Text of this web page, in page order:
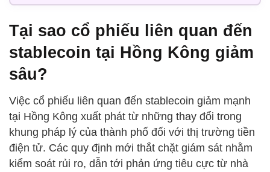
Tại sao cổ phiếu liên quan đến
stablecoin tại Hồng Kông giảm
sâu?
Việc cổ phiếu liên quan đến stablecoin giảm mạnh
tại Hồng Kông xuất phát từ những thay đổi trong
khung pháp lý của thành phố đối với thị trường tiền
điện tử. Các quy định mới thắt chặt giám sát nhằm
kiểm soát rủi ro, dẫn tới phản ứng tiêu cực từ nhà